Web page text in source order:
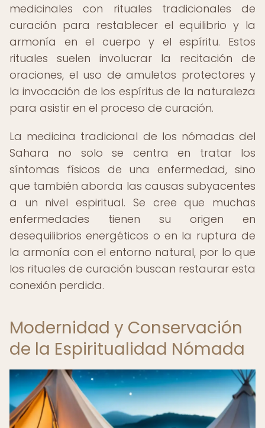
medicinales con rituales tradicionales de
curación para restablecer el equilibrio y la
armonía en el cuerpo y el espíritu. Estos
rituales suelen involucrar la recitación de
oraciones, el uso de amuletos protectores y
la invocación de los espíritus de la naturaleza
para asistir en el proceso de curación.
La medicina tradicional de los nómadas del
Sahara no solo se centra en tratar los
síntomas físicos de una enfermedad, sino
que también aborda las causas subyacentes
a un nivel espiritual. Se cree que muchas
enfermedades tienen su origen en
desequilibrios energéticos o en la ruptura de
la armonía con el entorno natural, por lo que
los rituales de curación buscan restaurar esta
conexión perdida.
Modernidad y Conservación
de la Espiritualidad Nómada